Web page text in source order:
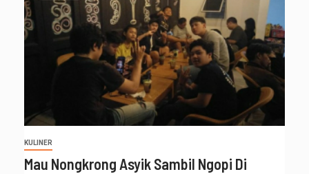
KULINER
Mau Nongkrong Asyik Sambil Ngopi Di